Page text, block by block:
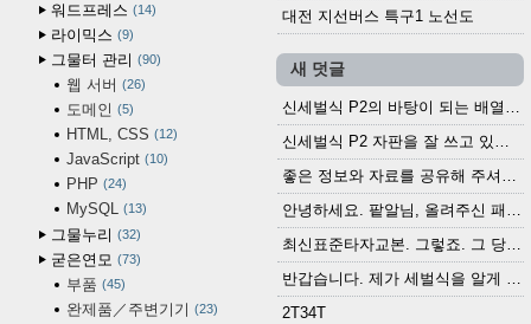
워드프레스 14
라이믹스 9
그물터 관리 90
웹 서버 26
도메인 5
HTML, CSS 12
JavaScript 10
PHP 24
MySQL 13
그물누리 32
굳은연모 73
부품 45
완제품／주변기기 23
대전 지선버스 특구1 노선도
새 덧글
신세벌식 P2의 바탕이 되는 배열이나 주요 기능...
신세벌식 P2 자판을 잘 쓰고 있습니다. 쓰기 편리...
좋은 정보와 자료를 공유해 주셔서 고맙습니다....
안녕하세요. 팥알님, 올려주신 패치 여러모로 감사...
최신표준타자교본. 그렇죠. 그 당시에 최신 표준...
반갑습니다. 제가 세벌식을 알게 되어 세벌식 써...
2T34T